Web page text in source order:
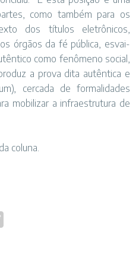
como também para os
dos títulos eletrônicos,
órgãos da fé pública, esvai-
como fenômeno social,
a prova dita autêntica e
cercada de formalidades
mobilizar a infraestrutura de
coluna.